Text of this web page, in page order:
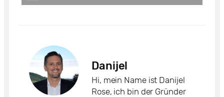
Danijel
Hi, mein Name ist Danijel
Rose, ich bin der Gründer